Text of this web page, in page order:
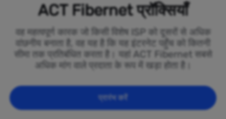
ACT Fibernet प्रॉक्सियाँ
वह महत्वपूर्ण कारक जो किसी विशेष ISP को दूसरों से अधिक
वांछनीय बनाता है, वह यह है कि यह इंटरनेट पहुँच को कितनी
सीमा तक प्रतिबंधित करता है। यहां ACT Fibernet सबसे
अधिक मांग वाले प्रदाता के रूप में खड़ा होता है।
प्रारंभ करें